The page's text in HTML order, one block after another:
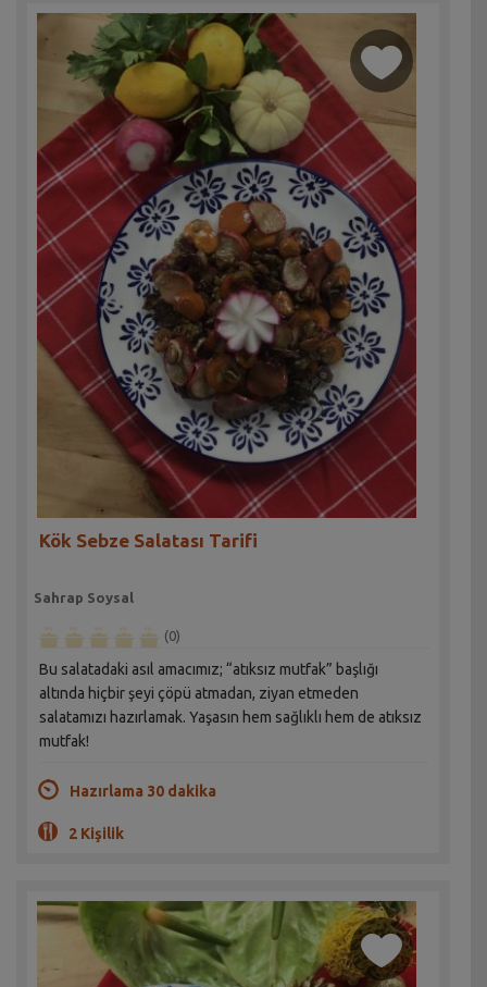
Kök Sebze Salatası Tarifi
Sahrap Soysal
(0)
Bu salatadaki asıl amacımız; “atıksız mutfak” başlığı
altında hiçbir şeyi çöpü atmadan, ziyan etmeden
salatamızı hazırlamak. Yaşasın hem sağlıklı hem de atıksız
mutfak!
Hazırlama 30 dakika
2 Kişilik